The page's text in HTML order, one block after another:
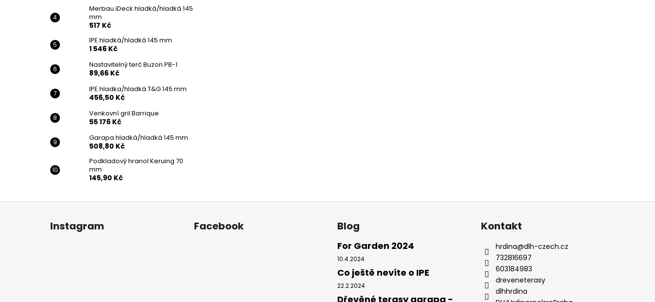
Merbau iDeck hladká/hladká 145
mm
517 Kč
IPE hladká/hladká 145 mm
1 546 Kč
Nastavitelný terč Buzon PB-1
89,66 Kč
IPE hladka/hladká T&G 145 mm
456,50 Kč
Venkovní gril Barrique
55 176 Kč
Garapa hladká/hladká 145 mm
508,80 Kč
Podkladový hranol Keruing 70
mm
145,90 Kč
Z
Instagram Facebook Blog
For Garden 2024
10.4.2024
Co ještě nevíte o IPE
22.2.2024
Dřevěné terasy garapa -
Kontakt
hrdina@dlh-czech.cz
732816697
603184983
dreveneterasy
dlhhrdina